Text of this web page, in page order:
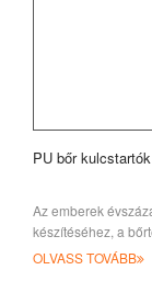
PU bőr kulcstartók
Az emberek
készítéséhez, a
OLVASS TOVÁBB